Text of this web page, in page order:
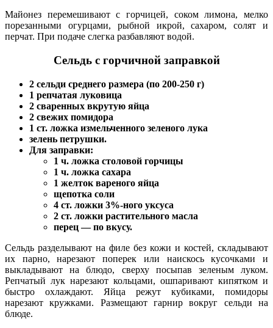
Майонез перемешивают с горчицей, соком лимона, мелко
порезанными огурцами, рыбной икрой, сахаром, солят и
перчат. При подаче слегка разбавляют водой.
Сельдь с горчичной заправкой
2 сельди среднего размера (по 200-250 г)
1 репчатая луковица
2 сваренных вкрутую яйца
2 свежих помидора
1 ст. ложка измельченного зеленого лука
зелень петрушки.
Для заправки:
1 ч. ложка столовой горчицы
1 ч. ложка сахара
1 желток вареного яйца
щепотка соли
4 ст. ложки 3%-ного уксуса
2 ст. ложки растительного масла
перец — по вкусу.
Сельдь разделывают на филе без кожи и костей, складывают
их парно, нарезают поперек или наискось кусочками и
выкладывают на блюдо, сверху посыпав зеленым луком.
Репчатый лук нарезают кольцами, ошпаривают кипятком и
быстро охлаждают. Яйца режут кубиками, помидоры
нарезают кружками. Размещают гарнир вокруг сельди на
блюде.